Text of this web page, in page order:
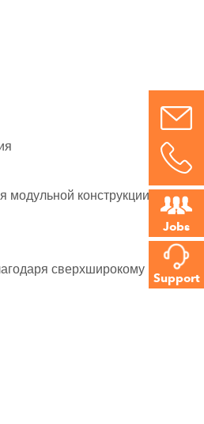
Jobs
Support
модульной конструкции
сверхширокому